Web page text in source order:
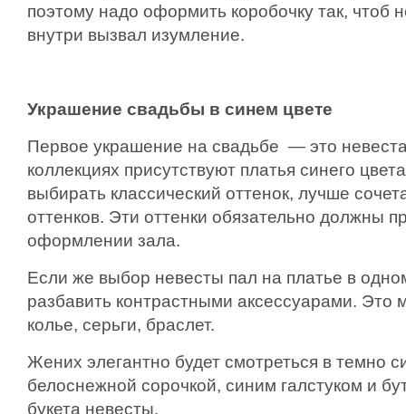
поэтому надо оформить коробочку так, чтоб
внутри вызвал изумление.
Украшение свадьбы в синем цвете
Первое украшение на свадьбе — это
коллекциях присутствуют платья синего
выбирать классический оттенок, лучше
оттенков. Эти оттенки обязательно должны
оформлении зала.
Если же выбор невесты пал на платье в
разбавить контрастными аксессуарами. Это
колье, серьги, браслет.
Жених элегантно будет смотреться в темно
белоснежной сорочкой, синим галстуком и
букета невесты.